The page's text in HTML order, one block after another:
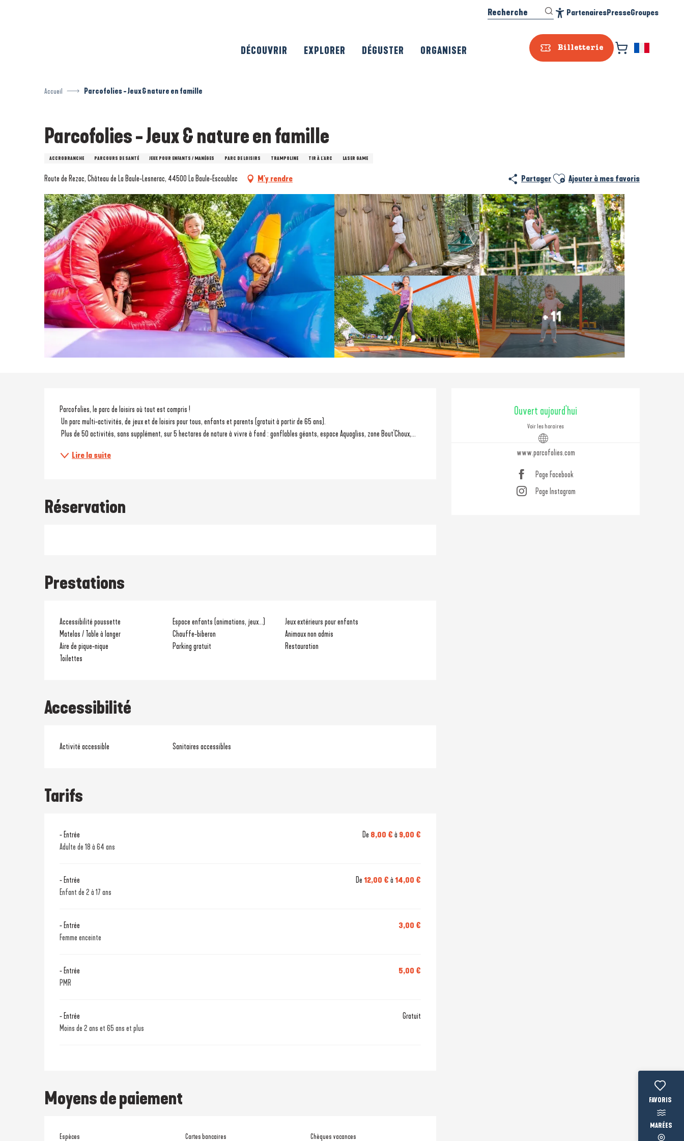
Billetterie
Recherche PartenairesPresseGroupes
DÉCOUVRIR EXPLORER DÉGUSTER ORGANISER
Voir les
MARÉES
Accueil Parcofolies - Jeux & nature en famille
Parcofolies - Jeux & nature en famille
ACCROBRANCHE PARCOURS DE SANTÉ JEUX POUR ENFANTS / MANÈGES PARC DE LOISIRS TRAMPOLINE TIR À L'ARC LASER GAME
Route de Rezac, Château de La Baule-Lesnerac, 44500 La Baule-Escoublac M'y rendre Partager Ajouter aux favoris
Ajouter à mes favoris
+ 11
Ouverture et
Ouvert aujourd'hui
Voir les horaires
www.parcofolies.com
Page Facebook
Page Instagram
Description
Parcofolies, le parc de loisirs où tout est compris !
Un parc multi-activités, de jeux et de loisirs pour tous, enfants et parents (gratuit à partir de 65 ans).
Plus de 50 activités, sans supplément, sur 5 hectares de nature à vivre à fond : gonflables géants, espace Aquagliss, zone Bout'Choux,...
Lire la suite
Réservation
Prestations
Accessibilité poussette Espace enfants (animations, jeux...)
Jeux extérieurs pour enfants
Matelas / Table à langer
Chauffe-biberon
Animaux non admis
Aire de pique-nique
Parking gratuit
Restauration
Toilettes
Accessibilité
Activité accessible Sanitaires accessibles
Tarifs
- Entrée
Adulte de 18 à 64 ans
De 8,00 € à 9,00 €
- Entrée
Enfant de 2 à 17 ans
De12,00 € à14,00 €
- Entrée
Femme enceinte
3,00 €
- Entrée
PMR
5,00 €
- Entrée
Moins de 2 ans et 65 ans et plus
Gratuit
Moyens de paiement
Espèces Cartes bancaires Chèques vacances